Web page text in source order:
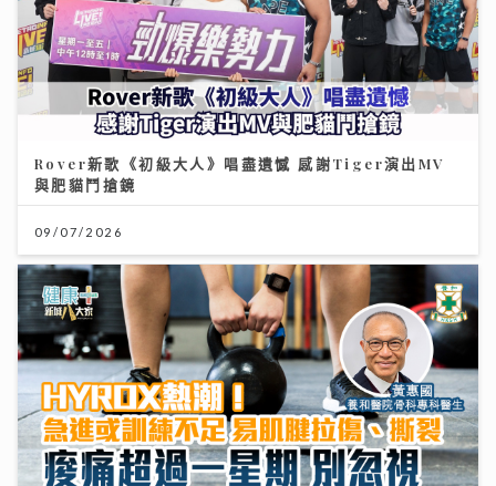
09/07/2026
HYROX熱潮！急進或訓練不足易肌腱拉傷、撕裂 痠痛超
過一星期別忽視｜養和醫院骨科專科醫生黃惠國醫生
06/08/2026